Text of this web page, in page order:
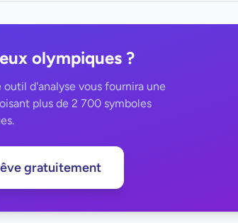
olympiques ?
d'analyse vous fournira une
plus de 2 700 symboles
gratuitement